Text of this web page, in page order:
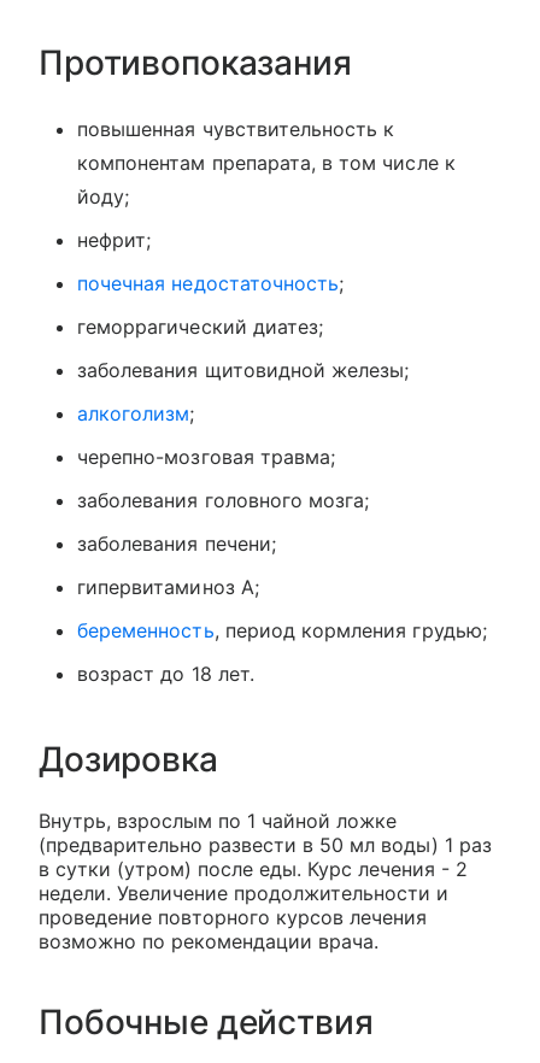
Противопоказания
повышенная чувствительность к
компонентам препарата, в том числе к
йоду;
нефрит;
почечная недостаточность;
геморрагический диатез;
заболевания щитовидной железы;
алкоголизм;
черепно-мозговая травма;
заболевания головного мозга;
заболевания печени;
гипервитаминоз А;
беременность, период кормления грудью;
возраст до 18 лет.
Дозировка
Внутрь, взрослым по 1 чайной ложке
(предварительно развести в 50 мл воды) 1 раз
в сутки (утром) после еды. Курс лечения - 2
недели. Увеличение продолжительности и
проведение повторного курсов лечения
возможно по рекомендации врача.
Побочные действия